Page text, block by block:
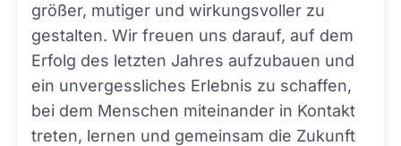
größer, mutiger und wirkungsvoller zu
gestalten. Wir freuen uns darauf, auf dem
Erfolg des letzten Jahres aufzubauen und
ein unvergessliches Erlebnis zu schaffen,
bei dem Menschen miteinander in Kontakt
treten, lernen und gemeinsam die Zukunft